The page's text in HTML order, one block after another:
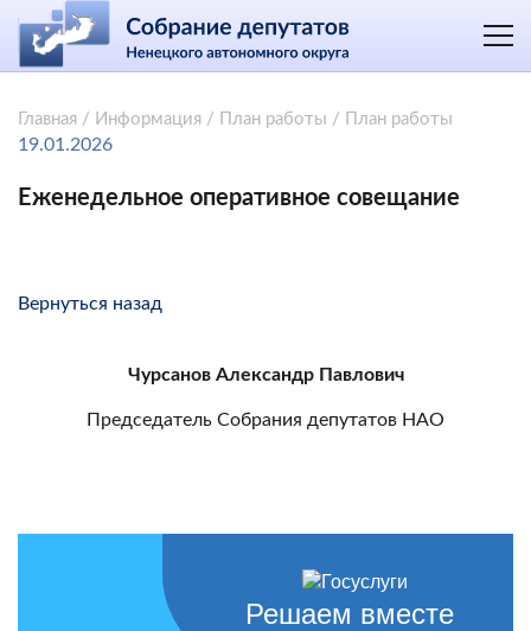
Главная / Информация / План работы / План работы
19.01.2026
Еженедельное оперативное совещание
Вернуться назад
Чурсанов Александр Павлович
Председатель Собрания депутатов НАО
Решаем вместе